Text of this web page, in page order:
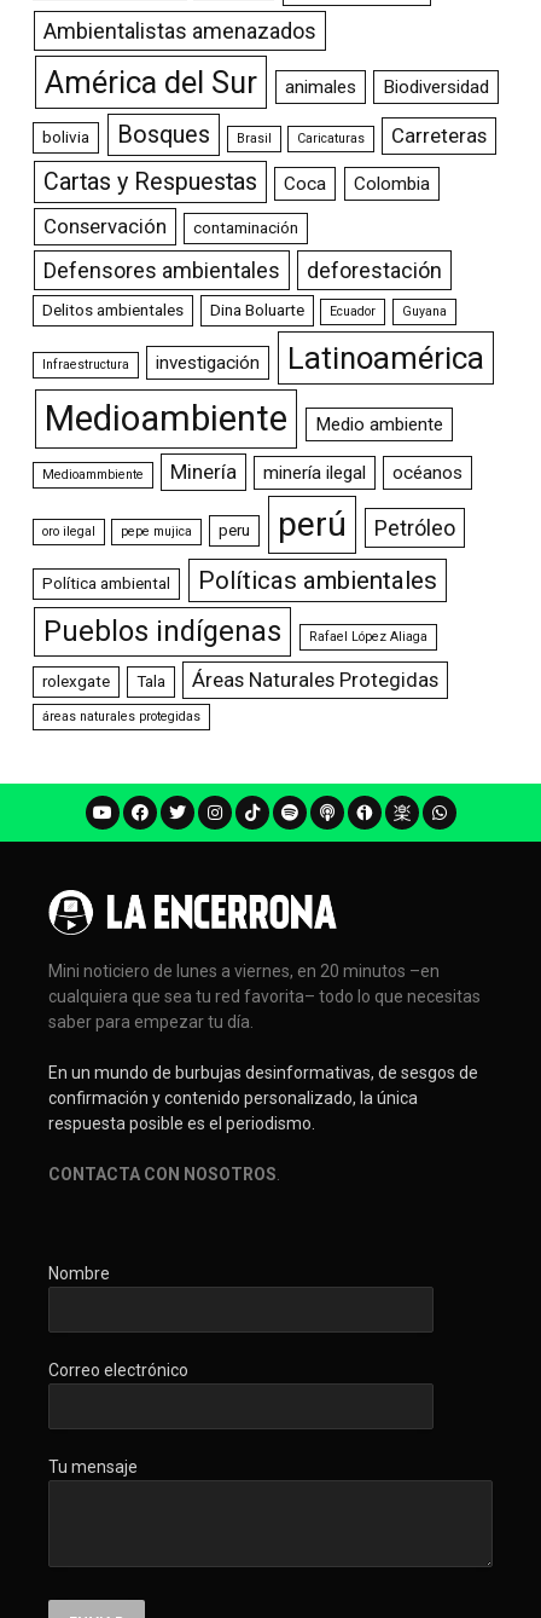
Ambientalistas amenazados
América del Sur animales Biodiversidad
bolivia Bosques Brasil Caricaturas Carreteras
Cartas y Respuestas Coca Colombia
Conservación contaminación
Defensores ambientales deforestación
Delitos ambientales Dina Boluarte Ecuador Guyana
Infraestructura investigación Latinoamérica
Medioambiente Medio ambiente
Medioammbiente Minería minería ilegal océanos
oro ilegal pepe mujica peru perú Petróleo
Política ambiental Políticas ambientales
Pueblos indígenas Rafael López Aliaga
rolexgate Tala Áreas Naturales Protegidas
áreas naturales protegidas
Mini noticiero de lunes a viernes, en 20 minutos –en
cualquiera que sea tu red favorita– todo lo que necesitas
saber para empezar tu día.
En un mundo de burbujas desinformativas, de sesgos de
confirmación y contenido personalizado, la única
respuesta posible es el periodismo.
CONTACTA CON NOSOTROS
Nombre
Correo electrónico
Tu mensaje